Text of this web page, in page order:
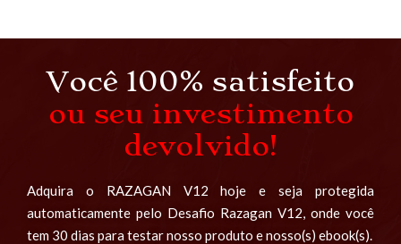
Você 100% satisfeito
ou seu investimento
devolvido!
Adquira o RAZAGAN V12 hoje e seja protegida
automaticamente pelo Desafio Razagan V12, onde você
tem 30 dias para testar nosso produto e nosso(s) ebook(s).